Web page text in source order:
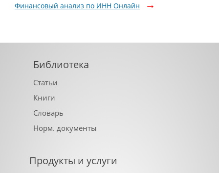
Финансовый анализ по ИНН Онлайн
Библиотека
Статьи
Книги
Словарь
Норм. документы
Продукты и услуги